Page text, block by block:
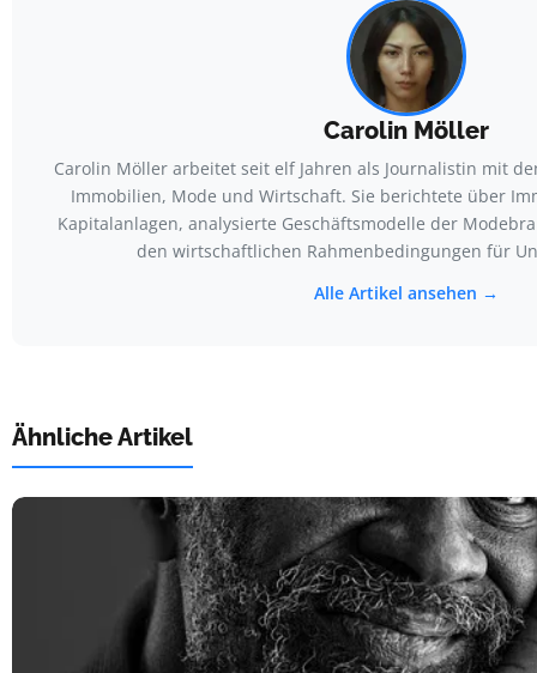
Carolin Möller
Carolin Möller arbeitet seit elf Jahren als Journalistin mit
Immobilien, Mode und Wirtschaft. Sie berichtete über
Kapitalanlagen, analysierte Geschäftsmodelle der
den wirtschaftlichen Rahmenbedingungen für
Alle Artikel ansehen →
Ähnliche Artikel